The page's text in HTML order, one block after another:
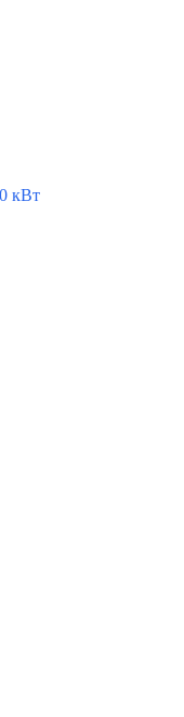
кВт